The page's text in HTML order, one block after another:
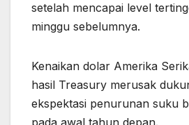
setelah mencapai level
minggu sebelumnya.
Kenaikan dolar Amerika
hasil Treasury merusak
ekspektasi penurunan suku